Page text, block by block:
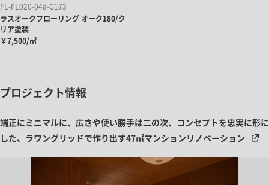
FL-FL020-04a-G173
ラスオークフローリング オーク180/ク
リア塗装
￥7,500/㎡
プロジェクト情報
端正にミニマルに、広さや使い勝手は二の次、コンセプトを忠実に形に
した、ラワングリッドで作り出す47㎡マンションリノベーション